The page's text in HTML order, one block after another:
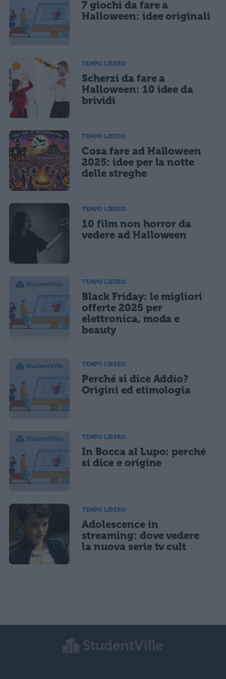
Ho letto e acconsento l'informativasulla privacy
Acconsento all'uso dei miei dati da parte di terzi per finalità di
marketing diretto con modalità automatizzate o tradizionali
CONFERMA E PUBBLICA
7 giochi da fare a
Halloween: idee originali
TEMPO LIBERO
Scherzi da fare a
Halloween: 10 idee da
brividi
TEMPO LIBERO
Cosa fare ad Halloween
2025: idee per la notte
delle streghe
TEMPO LIBERO
10 film non horror da
vedere ad Halloween
TEMPO LIBERO
Black Friday: le migliori
offerte 2025 per
elettronica, moda e
beauty
TEMPO LIBERO
Perché si dice Addio?
Origini ed etimologia
TEMPO LIBERO
In Bocca al Lupo: perché
si dice e origine
TEMPO LIBERO
Adolescence in
streaming: dove vedere
la nuova serie tv cult